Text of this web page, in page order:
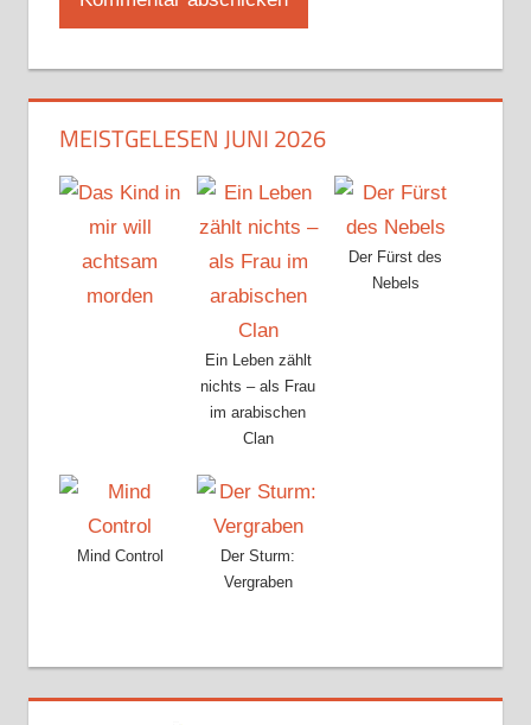
MEISTGELESEN JUNI 2026
Ein Leben zählt
nichts – als Frau
im arabischen
Clan
Der Fürst des
Nebels
Mind Control
Der Sturm:
Vergraben